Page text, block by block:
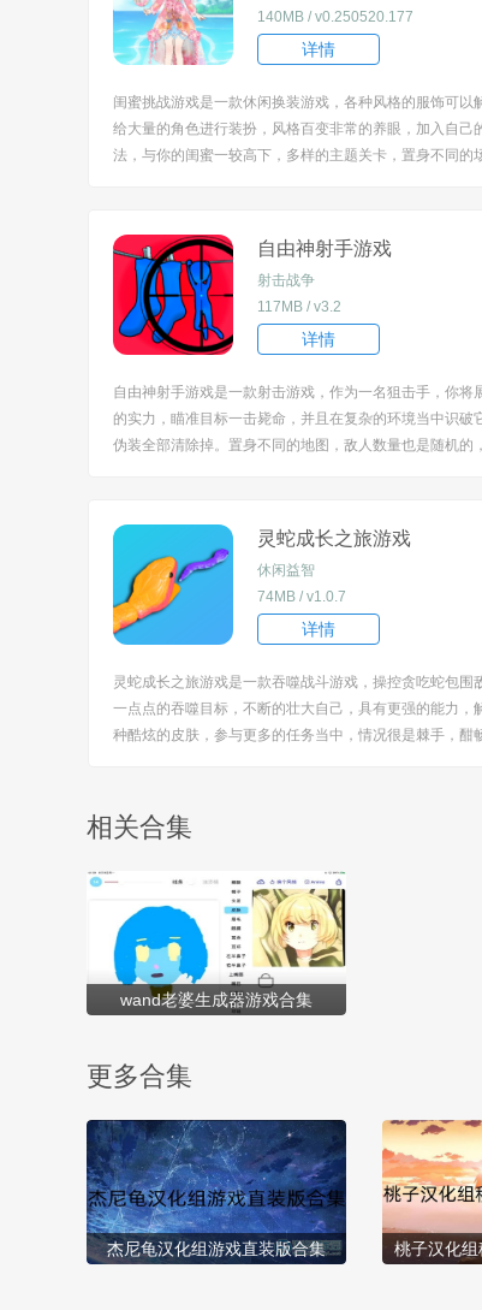
140MB / v0.250520.177
详情
闺蜜挑战游戏是一款休闲换装游戏，各种风格的服饰可以
给大量的角色进行装扮，风格百变非常的养眼，加入自己
法，与你的闺蜜一较高下，多样的主题关卡，置身不同的
色都有独特的外貌特...
自由神射手游戏
射击战争
117MB / v3.2
详情
自由神射手游戏是一款射击游戏，作为一名狙击手，你将
的实力，瞄准目标一击毙命，并且在复杂的环境当中识破
伪装全部清除掉。置身不同的地图，敌人数量也是随机的
敌人伪装成环境物...
灵蛇成长之旅游戏
休闲益智
74MB / v1.0.7
详情
灵蛇成长之旅游戏是一款吞噬战斗游戏，操控贪吃蛇包围
一点点的吞噬目标，不断的壮大自己，具有更强的能力，
种酷炫的皮肤，参与更多的任务当中，情况很是棘手，酣
人、基地升级等元素，...
相关合集
wand老婆生成器游戏合集
更多合集
杰尼龟汉化组游戏直装版合集 桃子汉化